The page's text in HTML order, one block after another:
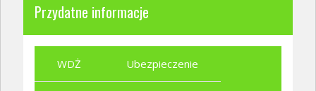
Przydatne informacje
WDŻ Ubezpieczenie